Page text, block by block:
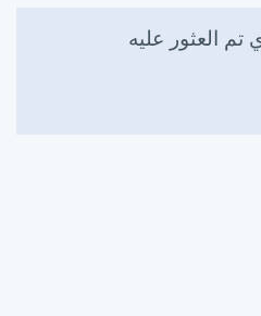
تم العثور عليه